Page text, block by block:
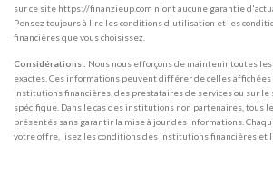
sur ce site https://finanzieup.com n'ont aucune garantie
Pensez toujours à lire les conditions d'utilisation et les
financières que vous choisissez.
Considérations : Nous nous efforçons de maintenir toutes
exactes. Ces informations peuvent différer de celles
institutions financières, des prestataires de services ou sur
spécifique. Dans le cas des institutions non partenaires, tous
présentés sans garantir la mise à jour des informations.
votre offre, lisez les conditions des institutions financières et